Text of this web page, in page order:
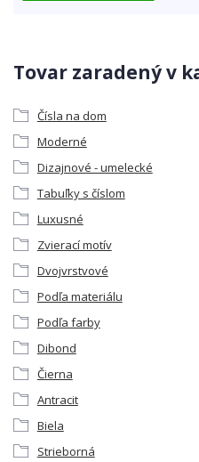
Tovar zaradený v
Čísla na dom
Moderné
Dizajnové - umelecké
Tabuľky s číslom
Luxusné
Zvierací motív
Dvojvrstvové
Podľa materiálu
Podľa farby
Dibond
Čierna
Antracit
Biela
Strieborná